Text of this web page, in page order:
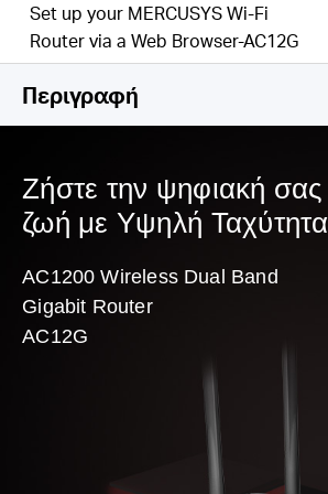
Set up your MERCUSYS Wi-Fi
Router via a Web Browser-AC12G
Περιγραφή
Ζήστε την ψηφιακή σας
ζωή με Υψηλή Ταχύτητα
AC1200 Wireless Dual Band
Gigabit Router
AC12G